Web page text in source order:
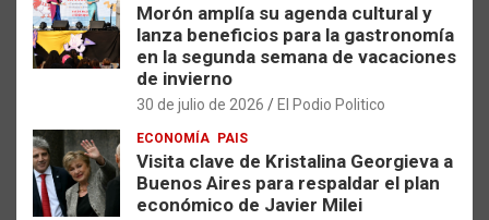
Morón amplía su agenda cultural y
lanza beneficios para la gastronomía
en la segunda semana de vacaciones
de invierno
30 de julio de 2026 El Podio Politico
ECONOMÍA PAIS
Visita clave de Kristalina Georgieva a
Buenos Aires para respaldar el plan
económico de Javier Milei